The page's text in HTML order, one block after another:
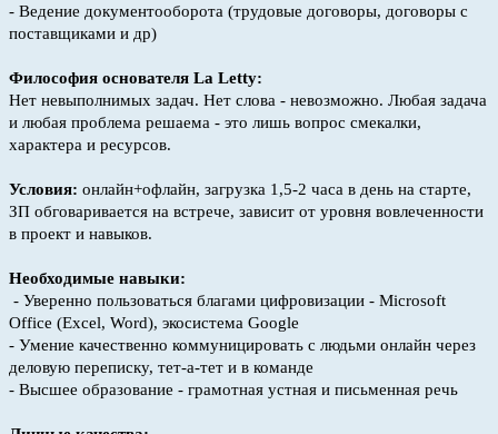
- Ведение документооборота (трудовые договоры, договоры с
поставщиками и др)
Философия основателя La Letty:
Нет невыполнимых задач. Нет слова - невозможно. Любая задача
и любая проблема решаема - это лишь вопрос смекалки,
характера и ресурсов.
Условия: онлайн+офлайн, загрузка 1,5-2 часа в день на старте,
ЗП обговаривается на встрече, зависит от уровня вовлеченности
в проект и навыков.
Необходимые навыки:
- Уверенно пользоваться благами цифровизации - Microsoft
Office (Excel, Word), экосистема Google
- Умение качественно коммуницировать с людьми онлайн через
деловую переписку, тет-а-тет и в команде
- Высшее образование - грамотная устная и письменная речь